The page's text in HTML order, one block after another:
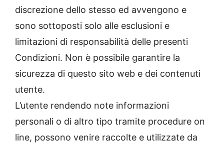
discrezione dello stesso ed avvengono e
sono sottoposti solo alle esclusioni e
limitazioni di responsabilità delle presenti
Condizioni. Non è possibile garantire la
sicurezza di questo sito web e dei contenuti
utente.
L’utente rendendo note informazioni
personali o di altro tipo tramite procedure on
line, possono venire raccolte e utilizzate da